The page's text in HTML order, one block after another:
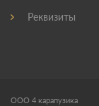
Реквизиты
ООО 4 карапузика